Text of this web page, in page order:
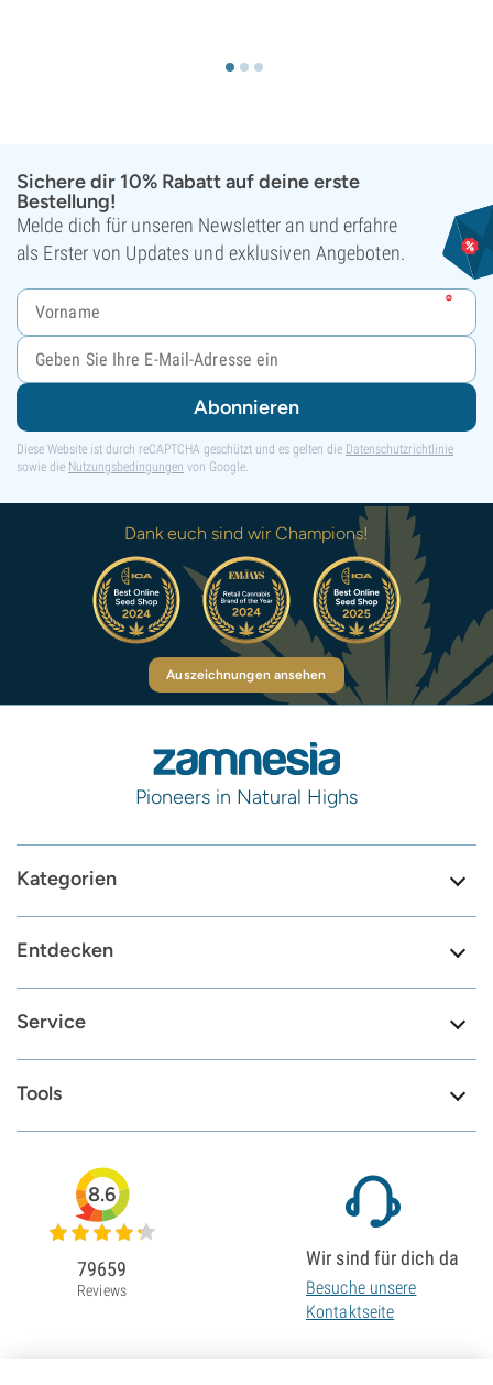
Sichere dir 10% Rabatt auf deine erste
Bestellung!
Melde dich für unseren Newsletter an und erfahre
als Erster von Updates und exklusiven Angeboten.
Abonnieren
Diese Website ist durch reCAPTCHA geschützt und es gelten die Datenschutzrichtlinie
sowie die Nutzungsbedingungen von Google.
Dank euch sind wir Champions!
Auszeichnungen ansehen
Pioneers in Natural Highs
Kategorien
Entdecken
Service
Tools
8.6
79659
Reviews
Wir sind für dich da
Besuche unsere
Kontaktseite